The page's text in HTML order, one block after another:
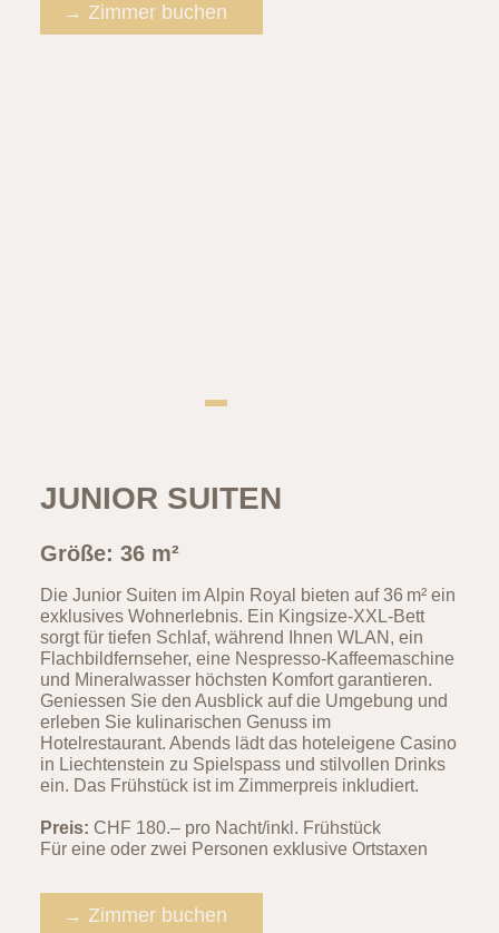
→ Zimmer buchen
JUNIOR SUITEN
Größe: 36 m²
Die Junior Suiten im Alpin Royal bieten auf 36 m² ein
exklusives Wohnerlebnis. Ein Kingsize-XXL-Bett
sorgt für tiefen Schlaf, während Ihnen WLAN, ein
Flachbildfernseher, eine Nespresso-Kaffeemaschine
und Mineralwasser höchsten Komfort garantieren.
Geniessen Sie den Ausblick auf die Umgebung und
erleben Sie kulinarischen Genuss im
Hotelrestaurant. Abends lädt das hoteleigene Casino
in Liechtenstein zu Spielspass und stilvollen Drinks
ein. Das Frühstück ist im Zimmerpreis inkludiert.
Preis: CHF 180.– pro Nacht/inkl. Frühstück
Für eine oder zwei Personen exklusive Ortstaxen
→ Zimmer buchen